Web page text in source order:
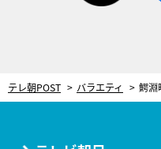
テレ朝POST バラエティ